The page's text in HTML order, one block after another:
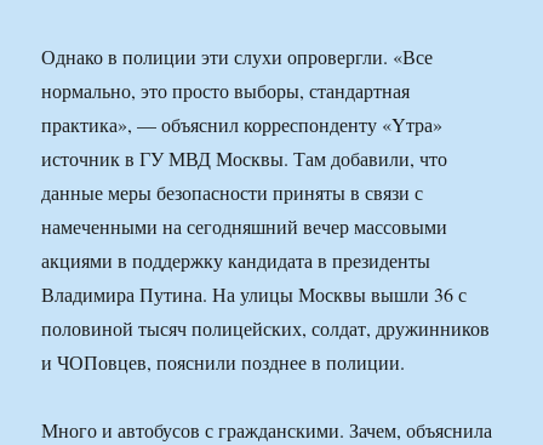
Однако в полиции эти слухи опровергли. «Все
нормально, это просто выборы, стандартная
практика», — объяснил корреспонденту «Yтра»
источник в ГУ МВД Москвы. Там добавили, что
данные меры безопасности приняты в связи с
намеченными на сегодняшний вечер массовыми
акциями в поддержку кандидата в президенты
Владимира Путина. На улицы Москвы вышли 36 с
половиной тысяч полицейских, солдат, дружинников
и ЧОПовцев, пояснили позднее в полиции.
Много и автобусов с гражданскими. Зачем, объяснила